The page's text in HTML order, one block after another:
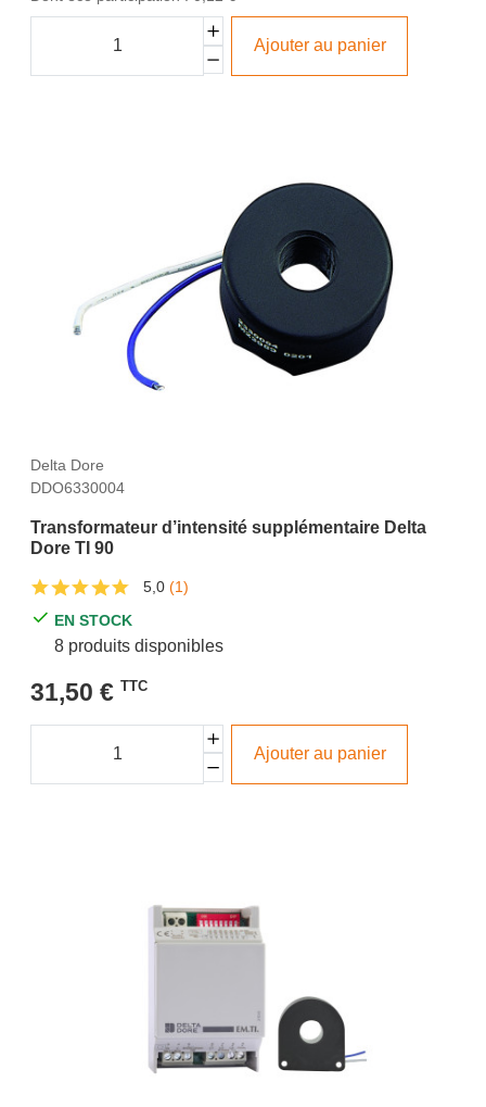
Ajouter au panier
Delta Dore
DDO6330004
Transformateur d’intensité supplémentaire Delta
Dore TI 90
5,0 (1)
EN STOCK
8 produits disponibles
31,50 € TTC
Ajouter au panier